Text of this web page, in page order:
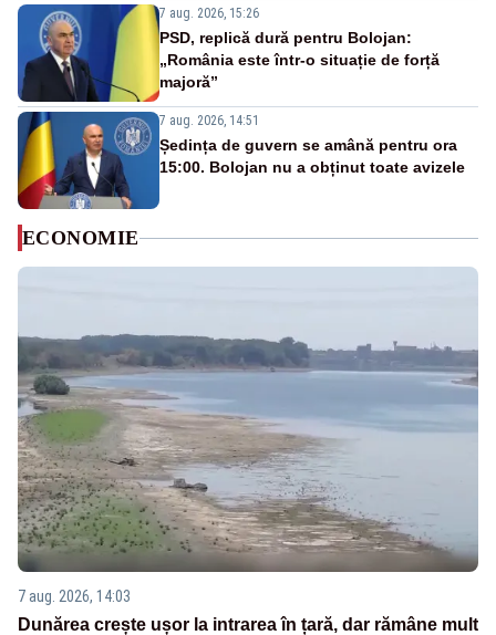
7 aug. 2026, 15:26
PSD, replică dură pentru Bolojan:
„România este într-o situație de forță
majoră”
7 aug. 2026, 14:51
Ședința de guvern se amână pentru ora
15:00. Bolojan nu a obținut toate avizele
ECONOMIE
7 aug. 2026, 14:03
Dunărea crește ușor la intrarea în țară, dar rămâne mult